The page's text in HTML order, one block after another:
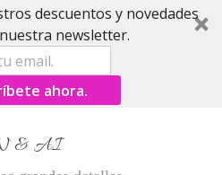
descuentos y novedades
newsletter.
ahora.
& AI